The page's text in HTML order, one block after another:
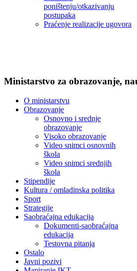
poništenju/otkazivanju
postupaka
Praćenje realizacije ugovora
Ministarstvo za obrazovanje,
O ministarstvu
Obrazovanje
Osnovno i srednje
obrazovanje
Visoko obrazovanje
Video snimci osnovnih
škola
Video snimci srednjih
škola
Stipendije
Kultura / omladinska politika
Sport
Strategije
Saobraćajna edukacija
Dokumenti-saobraćajna
edukacija
Testovna pitanja
Ostalo
Javni pozivi